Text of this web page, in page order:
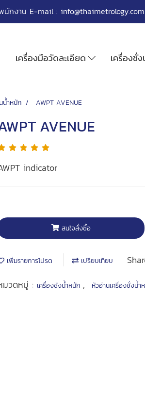
นักงาน E-mail : info@thaimetrology.com
เครื่องมือวัดละเอียด เครื่องชั่
น้ำหนัก AWPT AVENUE
AVENUE
indicator
สนใจสั่งซื้อ
เพิ่มรายการโปรด เปรียบเทียบ
มวดหมู่ : เครื่องชั่งน้ำหนัก , หัวอ่านเครื่องชั่งน้ำ